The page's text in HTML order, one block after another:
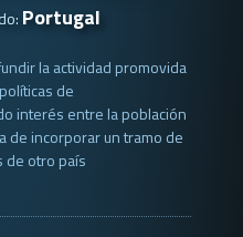
Portugal
la actividad promovida
de
interés entre la población
de incorporar un tramo de
de otro país